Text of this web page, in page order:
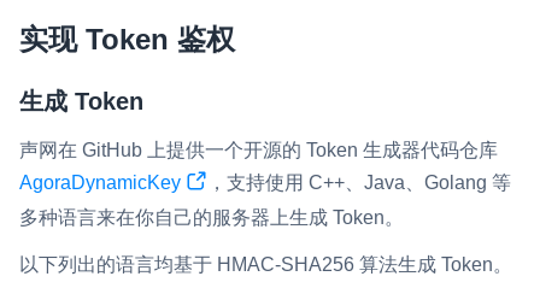
实现智能硬件和微信小程序之间的实时音视频互通
Status Page
集中展示声网主要产品及服务的综合服务质量及可用性信息
对实时音频和视频画面进行风险识别，并联动回调和业务处置流
实现 Token 鉴权
生成 Token
声网在 GitHub 上提供一个开源的 Token 生成器代码仓库
AgoraDynamicKey
，支持使用 C++、Java、Golang 等
多种语言来在你自己的服务器上生成 Token。
以下列出的语言均基于 HMAC-SHA256 算法生成 Token。